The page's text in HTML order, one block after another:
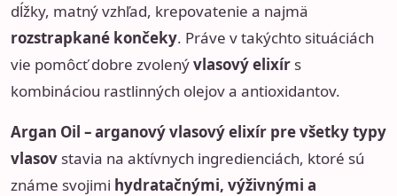
dĺžky, matný vzhľad, krepovatenie a najmä
rozstrapkané končeky. Práve v takýchto situáciách
vie pomôcť dobre zvolenývlasový elixír s
kombináciou rastlinných olejov a antioxidantov.
Argan Oil – arganový vlasový elixír pre všetky typy
vlasov stavia na aktívnych ingredienciách, ktoré sú
známe svojimi hydratačnými, výživnými a